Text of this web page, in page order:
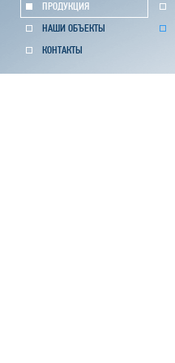
ПРОДУКЦИЯ
НАШИ ОБЪЕКТЫ
КОНТАКТЫ